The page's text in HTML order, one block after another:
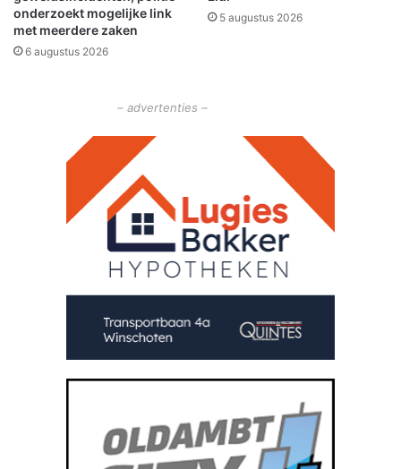
b
r
onderzoekt mogelijke link
met meerdere zaken
6 augustus 2026
5 augustus 2026
– advertenties –